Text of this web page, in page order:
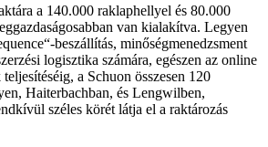
a 140.000 raklaphellyel és 80.000
van kialakítva. Legyen
beszállítás, minőségmenedzsment
logisztika számára, egészen az online
a Schuon összesen 120
Haiterbachban, és Lengwilben,
széles körét látja el a raktározás